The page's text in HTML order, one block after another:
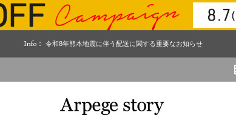
Info： 令和8年熊本地震に伴う配送に関する重要なお知らせ